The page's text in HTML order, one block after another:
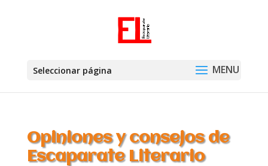
Seleccionar página
Opiniones y consejos de
Escaparate Literario